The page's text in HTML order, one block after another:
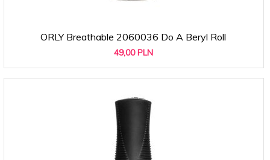
ORLY Breathable 2060036 Do A Beryl Roll
49,00 PLN